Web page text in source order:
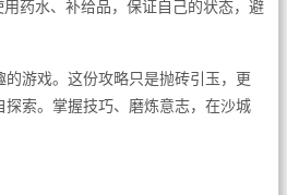
药水、补给品，保证自己的状态，避
游戏。这份攻略只是抛砖引玉，更
探索。掌握技巧、磨炼意志，在沙城